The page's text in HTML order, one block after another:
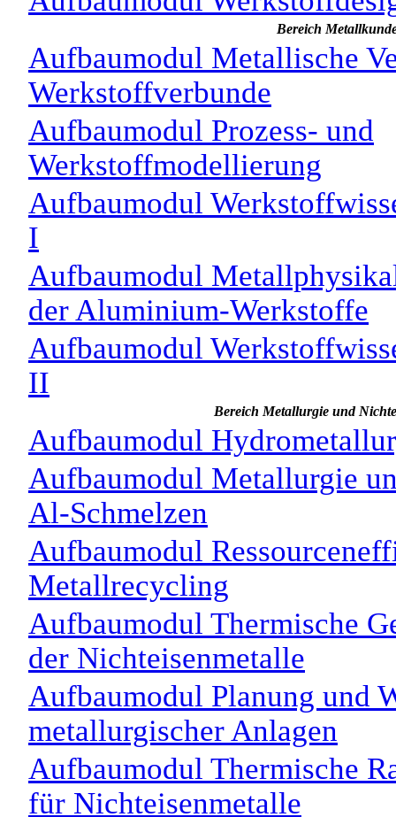
Bereich
Aufbaumodul Metallische
Werkstoffverbunde
Aufbaumodul Prozess- und
Werkstoffmodellierung
Aufbaumodul
I
Aufbaumodul
der Aluminium-Werkstoffe
Aufbaumodul
II
Bereich Metallurgie und
Aufbaumodul
Aufbaumodul Metallurgie
Al-Schmelzen
Aufbaumodul
Metallrecycling
Aufbaumodul Thermische
der Nichteisenmetalle
Aufbaumodul Planung und
metallurgischer Anlagen
Aufbaumodul Thermische
für Nichteisenmetalle